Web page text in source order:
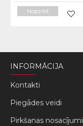
Nopirkt
INFORMĀCIJA
Kontakti
Piegādes veidi
Pirkšanas nosacījumi